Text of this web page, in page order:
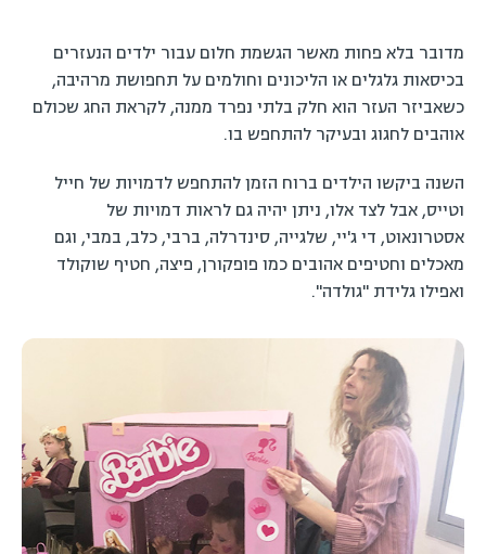
מדובר בלא פחות מאשר הגשמת חלום עבור ילדים הנעזרים
בכיסאות גלגלים או הליכונים וחולמים על תחפושת מרהיבה,
כשאביזר העזר הוא חלק בלתי נפרד ממנה, לקראת החג שכולם
אוהבים לחגוג ובעיקר להתחפש בו.
השנה ביקשו הילדים ברוח הזמן להתחפש לדמויות של חייל
וטייס, אבל לצד אלו, ניתן יהיה גם לראות דמויות של
אסטרונאוט, די ג'יי, שלגייה, סינדרלה, ברבי, כלב, במבי, וגם
מאכלים וחטיפים אהובים כמו פופקורן, פיצה, חטיף שוקולד
ואפילו גלידת "גולדה".